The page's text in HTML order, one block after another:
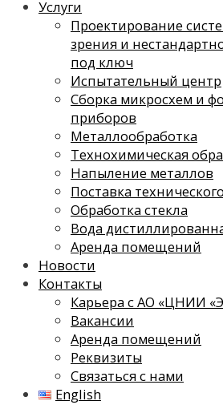
Услуги
Проектирование
зрения и
под ключ
Испытательный центр
Сборка микросхем и
приборов
Металлообработка
Технохимическая
Напыление металлов
Поставка
Обработка стекла
Вода
Аренда помещений
Новости
Контакты
Карьера с АО «ЦНИИ
Вакансии
Аренда помещений
Реквизиты
Связаться с нами
English